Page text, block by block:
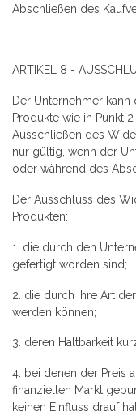
Abschließen des
ARTIKEL 8 -
Der Unternehmer
Produkte wie in Punkt
Ausschließen des
nur gültig, wenn der
oder während des
Der Ausschluss des
Produkten:
1. die durch den
gefertigt worden sind;
2. die durch ihre Art
werden können;
3. deren Haltbarkeit
4. bei denen der Preis
finanziellen Markt
keinen Einfluss drauf